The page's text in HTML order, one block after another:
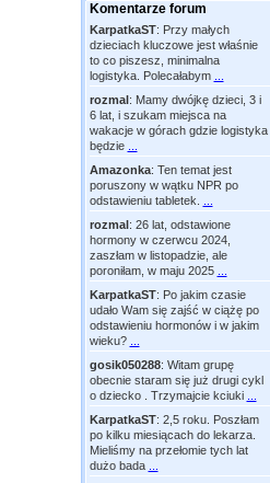
Komentarze forum
KarpatkaST: Przy małych
dzieciach kluczowe jest właśnie
to co piszesz, minimalna
logistyka. Polecałabym
rozmal: Mamy dwójkę dzieci, 3 i
6 lat, i szukam miejsca na
wakacje w górach gdzie logistyka
będzie
Amazonka: Ten temat jest
poruszony w wątku NPR po
odstawieniu tabletek.
rozmal: 26 lat, odstawione
hormony w czerwcu 2024,
zaszłam w listopadzie, ale
poroniłam, w maju 2025
KarpatkaST: Po jakim czasie
udało Wam się zajść w ciążę po
odstawieniu hormonów i w jakim
wieku?
gosik050288: Witam grupę
obecnie staram się już drugi cykl
o dziecko . Trzymajcie kciuki
KarpatkaST: 2,5 roku. Poszłam
po kilku miesiącach do lekarza.
Mieliśmy na przełomie tych lat
dużo bada